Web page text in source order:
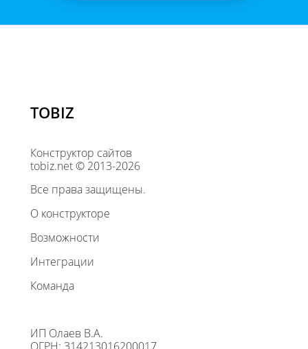
TOBIZ
Конструктор сайтов
tobiz.net © 2013-2026
Все права защищены.
О конструкторе
Возможности
Интеграции
Команда
ИП Олаев В.А.